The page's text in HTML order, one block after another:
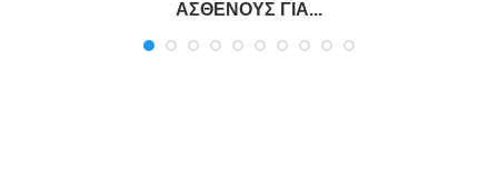
ΑΣΘΕΝΟΥΣ ΓΙΑ...